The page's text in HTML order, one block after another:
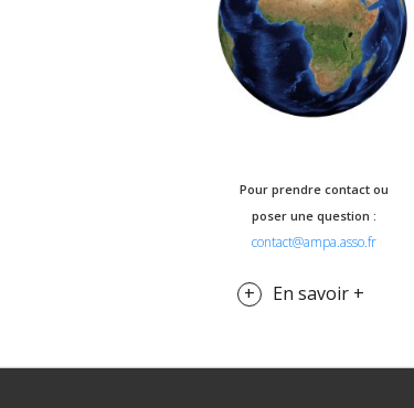
Pour prendre contact ou
poser une question :
contact@ampa.asso.fr
En savoir +